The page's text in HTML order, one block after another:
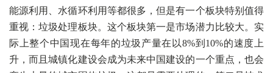
能源利用、水循环利用等都很多，但是有一个板块特别值得
重视：垃圾处理板块。这个板块第一是市场潜力比较大。实
际上整个中国现在每年的垃圾产量在以8%到10%的速度上
升，而且城镇化建设会成为未来中国建设的一个重点，也会